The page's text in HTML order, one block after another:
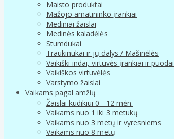
Maisto produktai
Mažojo amatininko įrankiai
Mediniai žaislai
Medinės kaladėlės
Stumdukai
Traukinukai ir jų dalys / Mašinėlės
Vaikiški indai, virtuvės įrankiai ir puodai
Vaikiškos virtuvėlės
Varstymo žaislai
Vaikams pagal amžių
Žaislai kūdikiui 0 - 12 mėn.
Vaikams nuo 1 iki 3 metukų
Vaikams nuo 3 metų ir vyresniems
Vaikams nuo 8 metų